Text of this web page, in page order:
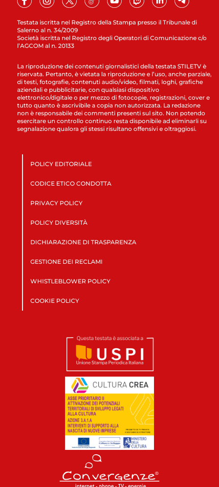
Testata iscritta nel Registro della Stampa presso il Tribunale di
Salerno al n. 34/2009
Società iscritta nel Registro degli Operatori di Comunicazione c/o
l’AGCOM al n. 20133
La riproduzione dei contenuti giornalistici della testata STILETV è
riservata. Pertanto, è vietata la riproduzione e l’uso, anche parziale,
di testi, fotografie, contenuti audio/video, filmati, loghi, grafiche
aziendali e pubblicitarie, con qualsiasi dispositivo
elettronico/digitale o per mezzo di fotocopie, registrazioni, cover e
tutto quanto è ascrivibile a copia non autorizzata. La redazione
non è responsabile dei commenti presenti sul sito. Non potendo
esercitare un controllo continuo resta disponibile ad eliminarli su
segnalazione qualora gli stessi risultano offensivi e oltraggiosi.
POLICY EDITORIALE
CODICE ETICO CONDOTTA
PRIVACY POLICY
POLICY DIVERSITÀ
DICHIARAZIONE DI TRASPARENZA
GESTIONE DEI RECLAMI
WHISTLEBLOWER POLICY
COOKIE POLICY